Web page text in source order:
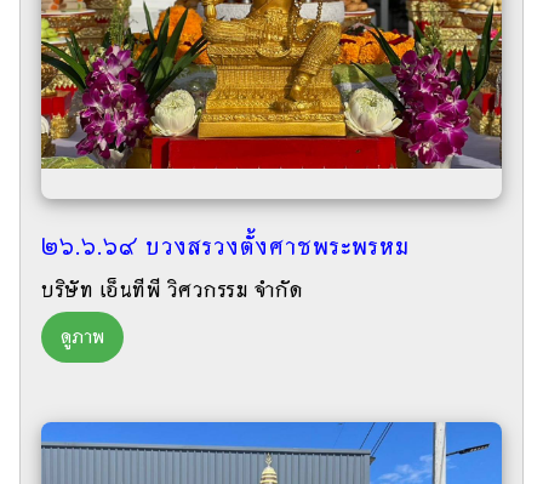
๒๖.๖.๖๙ บวงสรวงตั้งศาชพระพรหม
บริษัท เอ็นทีพี วิศวกรรม จำกัด
ดูภาพ